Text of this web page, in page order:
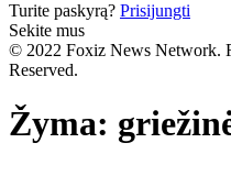
Turite paskyrą? Prisijungti
Sekite mus
© 2022 Foxiz News Network.
Reserved.
Žyma: